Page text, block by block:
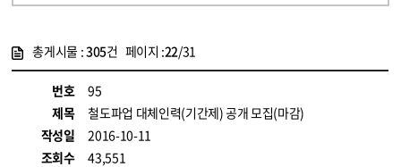
총게시물 :305건 페이지 :22/31
번호
95
제목
철도파업 대체인력(기간제) 공개 모집(마감)
작성일
2016-10-11
조회수
43,551